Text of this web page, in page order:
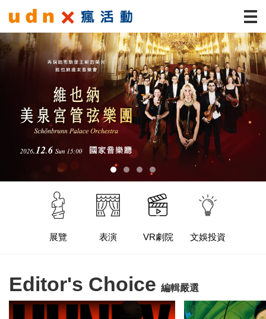
展覽 表演 VR劇院 文娛投資
Editor's Choice 編輯嚴選